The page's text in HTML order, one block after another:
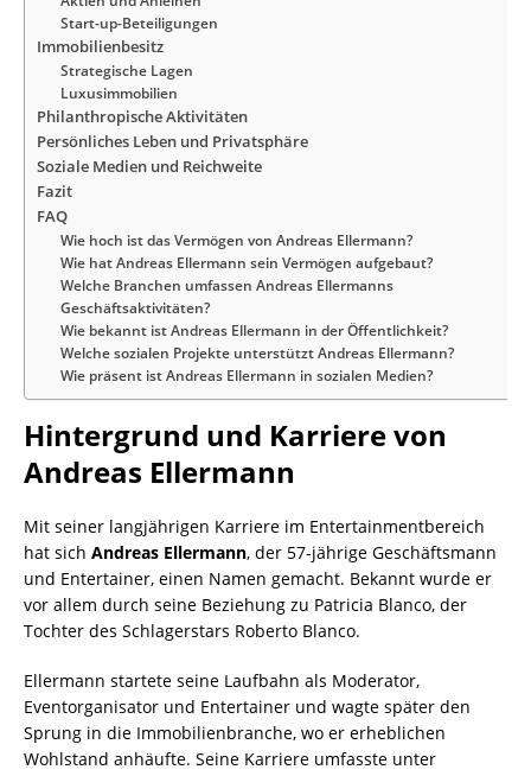
Start-up-Beteiligungen
Immobilienbesitz
Strategische Lagen
Luxusimmobilien
Philanthropische Aktivitäten
Persönliches Leben und Privatsphäre
Soziale Medien und Reichweite
Fazit
FAQ
Wie hoch ist das Vermögen von Andreas Ellermann?
Wie hat Andreas Ellermann sein Vermögen aufgebaut?
Welche Branchen umfassen Andreas Ellermanns
Geschäftsaktivitäten?
Wie bekannt ist Andreas Ellermann in der Öffentlichkeit?
Welche sozialen Projekte unterstützt Andreas Ellermann?
Wie präsent ist Andreas Ellermann in sozialen Medien?
Hintergrund und Karriere von
Andreas Ellermann
Mit seiner langjährigen Karriere im Entertainmentbereich
hat sich Andreas Ellermann, der 57-jährige Geschäftsmann
und Entertainer, einen Namen gemacht. Bekannt wurde er
vor allem durch seine Beziehung zu Patricia Blanco, der
Tochter des Schlagerstars Roberto Blanco.
Ellermann startete seine Laufbahn als Moderator,
Eventorganisator und Entertainer und wagte später den
Sprung in die Immobilienbranche, wo er erheblichen
Wohlstand anhäufte. Seine Karriere umfasste unter